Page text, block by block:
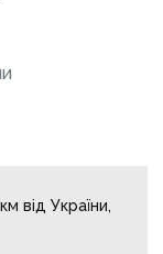
від України,